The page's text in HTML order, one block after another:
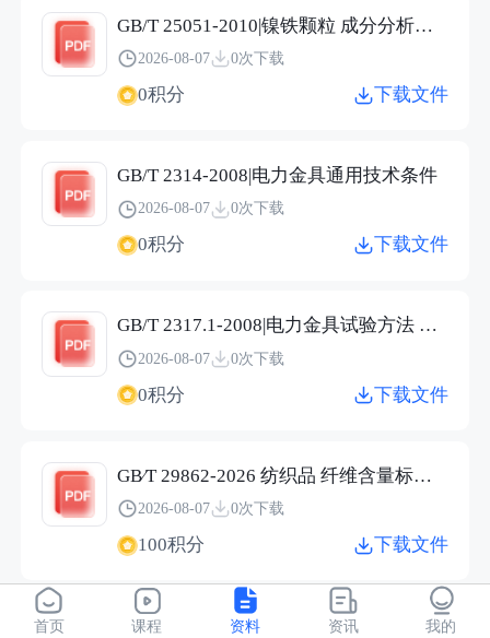
GB/T 25051-2010|镍铁颗粒 成分分析用样品的采取
2026-08-07 0次下载
0积分 下载文件
GB/T 2314-2008|电力金具通用技术条件
2026-08-07 0次下载
0积分 下载文件
GB/T 2317.1-2008|电力金具试验方法 第1部分：机械试验
2026-08-07 0次下载
0积分 下载文件
GB∕T 29862-2026 纺织品 纤维含量标识技术规范.pdf
2026-08-07 0次下载
100积分 下载文件
JC/T 2304-2015|建筑用保温隔热玻璃技术条件
首页 课程 资料 资讯 我的